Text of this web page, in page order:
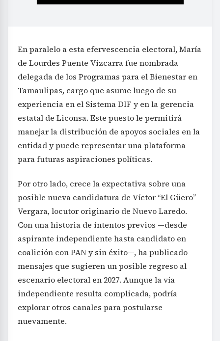
En paralelo a esta efervescencia electoral, María
de Lourdes Puente Vizcarra fue nombrada
delegada de los Programas para el Bienestar en
Tamaulipas, cargo que asume luego de su
experiencia en el Sistema DIF y en la gerencia
estatal de Liconsa. Este puesto le permitirá
manejar la distribución de apoyos sociales en la
entidad y puede representar una plataforma
para futuras aspiraciones políticas.
Por otro lado, crece la expectativa sobre una
posible nueva candidatura de Víctor “El Güero”
Vergara, locutor originario de Nuevo Laredo.
Con una historia de intentos previos —desde
aspirante independiente hasta candidato en
coalición con PAN y sin éxito—, ha publicado
mensajes que sugieren un posible regreso al
escenario electoral en 2027. Aunque la vía
independiente resulta complicada, podría
explorar otros canales para postularse
nuevamente.